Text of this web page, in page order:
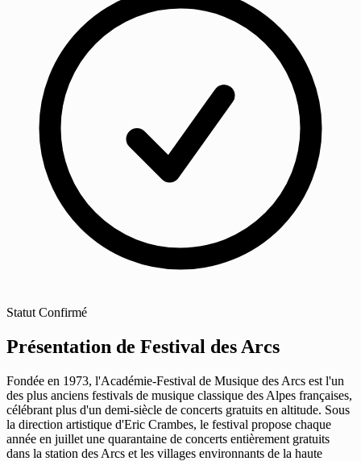
Statut Confirmé
Présentation de Festival des Arcs
Fondée en 1973, l'Académie-Festival de Musique des Arcs est l'un
des plus anciens festivals de musique classique des Alpes françaises,
célébrant plus d'un demi-siècle de concerts gratuits en altitude. Sous
la direction artistique d'Eric Crambes, le festival propose chaque
année en juillet une quarantaine de concerts entièrement gratuits
dans la station des Arcs et les villages environnants de la haute